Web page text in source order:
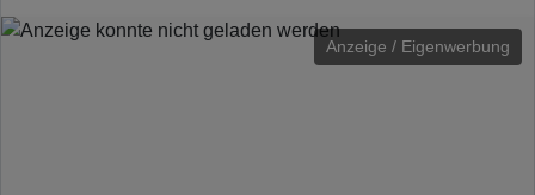
Anzeige / Eigenwerbung